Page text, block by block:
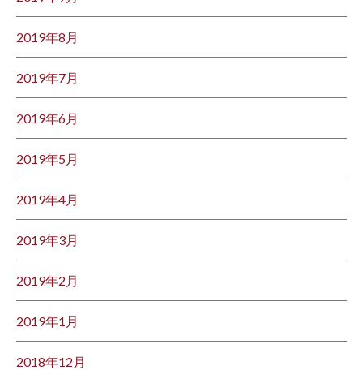
2019年8月
2019年7月
2019年6月
2019年5月
2019年4月
2019年3月
2019年2月
2019年1月
2018年12月